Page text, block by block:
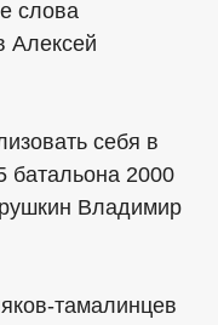
слова
Алексей
себя в
батальона 2000
Владимир
тамалинцев